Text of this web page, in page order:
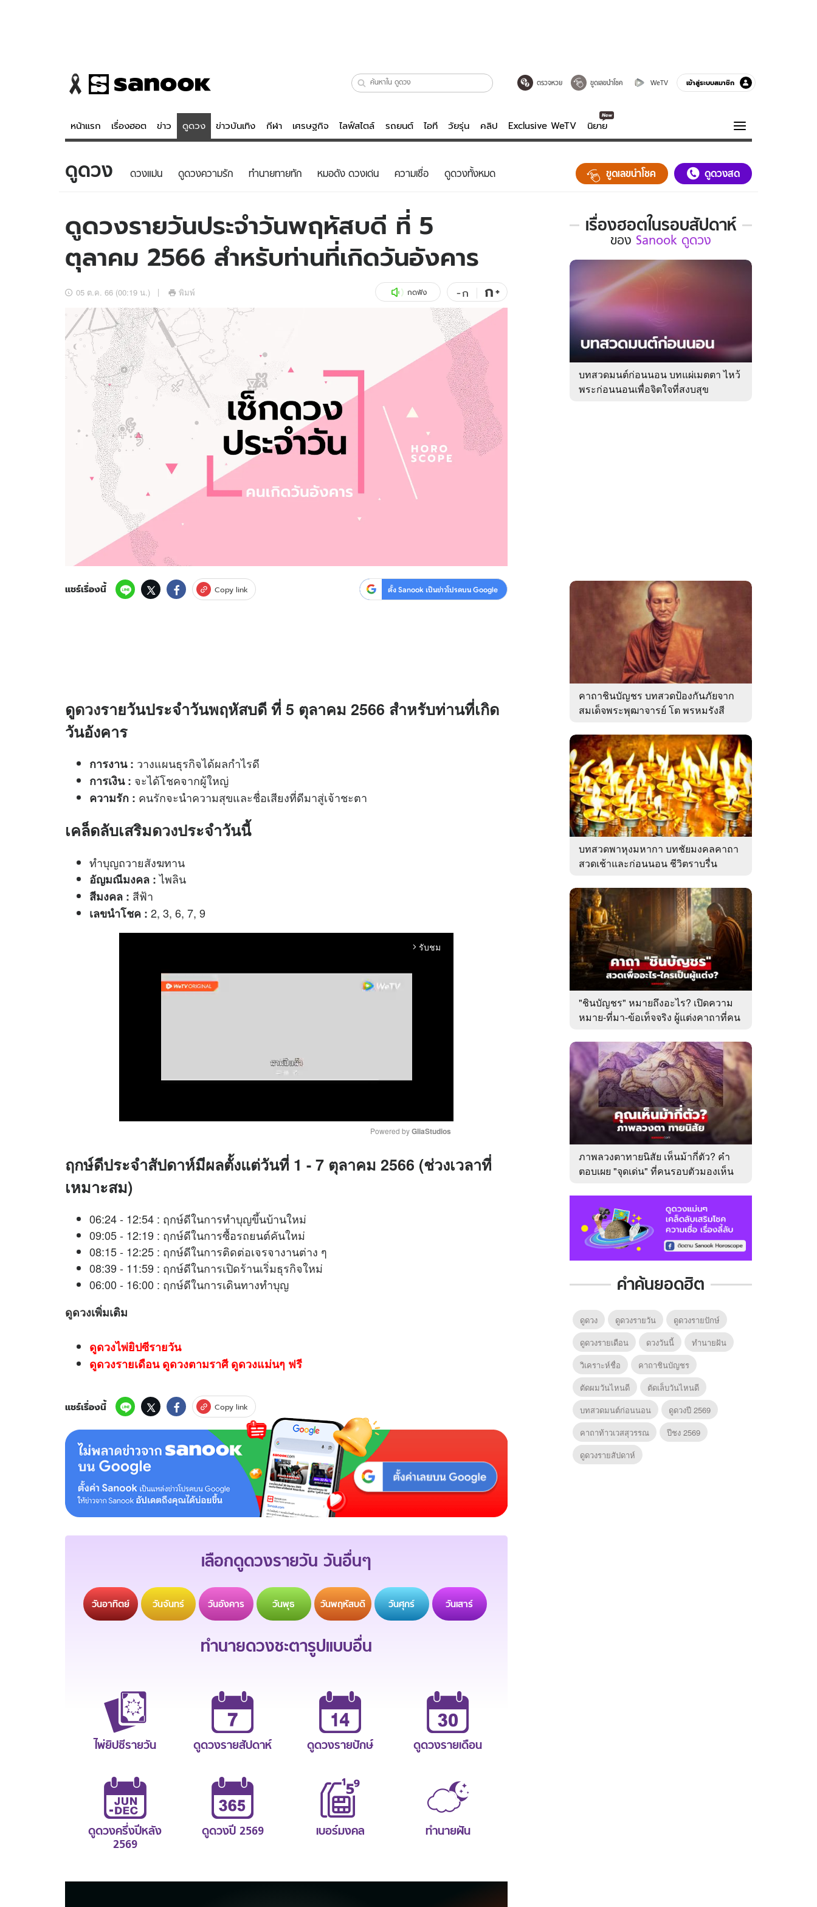
ตรวจหวย ขูดเลขนำโชค WeTV เข้าสู่ระบบสมาชิก
หน้าแรก เรื่องฮอต ข่าว ดูดวง ข่าวบันเทิง กีฬา เศรษฐกิจ ไลฟ์สไตล์ รถยนต์ ไอที วัยรุ่น คลิป Exclusive WeTV นิยาย
ข่าว
ข่าวบันเทิง
ข่าวกีฬา
ข่าวเศรษฐกิจ
อัปเดตจีน
เช็กข่าวชัวร์
ดูดวง - ตรวจหวย
สถิติหวยไทย
หวยลาว
ไลฟ์สไตล์
วัยรุ่น
ไอที
รถยนต์
สุขภาพ
Sanook Choice
ดูทีวี
WeTV
ความรู้รอบตัว
ฮาวทู
ดาวน์โหลดสนุกแอปฟรี ติดตามสนุกโซเชียลได้ที่
สงวนลิขสิทธิ์ ©2569 บริษัท อิมเมจ ฟิวเจอร์ (ประเทศไทย) จำกัด
ดูดวง ดวงแม่น ดูดวงความรัก ทํานายทายทัก หมอดัง ดวงเด่น ความเชื่อ ดูดวงทั้งหมด ขูดเลขนำโชค ดูดวงสด
ดูดวงรายวันประจำวันพฤหัสบดี ที่ 5
ตุลาคม 2566 สำหรับท่านที่เกิดวันอังคาร
05 ต.ค. 66 (00:19 น.) พิมพ์ กดฟัง -ก ก+
แชร์เรื่องนี้ Copy link ตั้ง Sanook เป็นข่าวโปรดบน Google
ดูดวงรายวันประจำวันพฤหัสบดี ที่ 5 ตุลาคม 2566 สำหรับท่านที่เกิด
วันอังคาร
การงาน : วางแผนธุรกิจได้ผลกำไรดี
การเงิน : จะได้โชคจากผู้ใหญ่
ความรัก : คนรักจะนำความสุขและชื่อเสียงที่ดีมาสู่เจ้าชะตา
เคล็ดลับเสริมดวงประจำวันนี้
ทำบุญถวายสังฆทาน
อัญมณีมงคล :ไพลิน
สีมงคล : สีฟ้า
เลขนำโชค : 2, 3, 6, 7, 9
arrow_forward_ios รับชม
M
Powered by GliaStudios
ฤกษ์ดีประจำสัปดาห์มีผลตั้งแต่วันที่ 1 - 7 ตุลาคม 2566 (ช่วงเวลาที่
เหมาะสม)
06:24 - 12:54 : ฤกษ์ดีในการทำบุญขึ้นบ้านใหม่
09:05 - 12:19 : ฤกษ์ดีในการซื้อรถยนต์คันใหม่
08:15 - 12:25 : ฤกษ์ดีในการติดต่อเจรจางานต่าง ๆ
08:39 - 11:59 : ฤกษ์ดีในการเปิดร้านเริ่มธุรกิจใหม่
06:00 - 16:00 : ฤกษ์ดีในการเดินทางทำบุญ
ดูดวงเพิ่มเติม
ดูดวงไพ่ยิปซีรายวัน
ดูดวงรายเดือน ดูดวงตามราศี ดูดวงแม่นๆ ฟรี
แชร์เรื่องนี้ Copy link
เลือกดูดวงรายวัน วันอื่นๆ
วันอาทิตย์ วันจันทร์ วันอังคาร วันพุธ วันพฤหัสบดี วันศุกร์ วันเสาร์
ทำนายดวงชะตารูปแบบอื่น
ไพ่ยิปซีรายวัน ดูดวงรายสัปดาห์ ดูดวงรายปักษ์ ดูดวงรายเดือน
ดูดวงครึ่งปีหลัง
2569
ดูดวงปี 2569 เบอร์มงคล ทำนายฝัน
เรื่องฮอตในรอบสัปดาห์
เรื่อง
ใน
รอบ
ของ
Sanook
ดูด
ของ Sanook ดูดวง
บทสวดมนต์ก่อนนอน บทแผ่เมตตา ไหว้
พระก่อนนอนเพื่อจิตใจที่สงบสุข
คาถาชินบัญชร บทสวดป้องกันภัยจาก
สมเด็จพระพุฒาจารย์ โต พรหมรังสี
บทสวดพาหุงมหากา บทชัยมงคลคาถา
สวดเช้าและก่อนนอน ชีวิตราบรื่น
"ชินบัญชร" หมายถึงอะไร? เปิดความ
หมาย-ที่มา-ข้อเท็จจริง ผู้แต่งคาถาที่คน
ภาพลวงตาทายนิสัย เห็นม้ากี่ตัว? คำ
ตอบเผย "จุดเด่น" ที่คนรอบตัวมองเห็น
คำค้นยอดฮิต
ดูดวง ดูดวงรายวัน
ดูดวงรายปักษ์
ดูดวงรายเดือน
ดวงวันนี้
ทํานายฝัน
วิเคราะห์ชื่อ
คาถาชินบัญชร
ตัดผมวันไหนดี
ตัดเล็บวันไหนดี
บทสวดมนต์ก่อนนอน
ดูดวงปี 2569
คาถาท้าวเวสสุวรรณ
ปีชง 2569
ดูดวงรายสัปดาห์